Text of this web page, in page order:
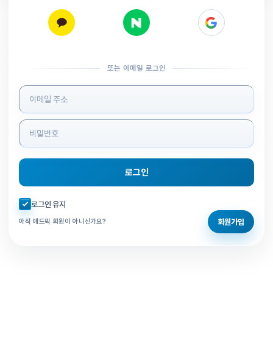
또는 이메일 로그인
로그인 정보 입력
로그인
자동로그인 체크
로그인 유지
아직 애드픽 회원이 아니신가요? 회원가입